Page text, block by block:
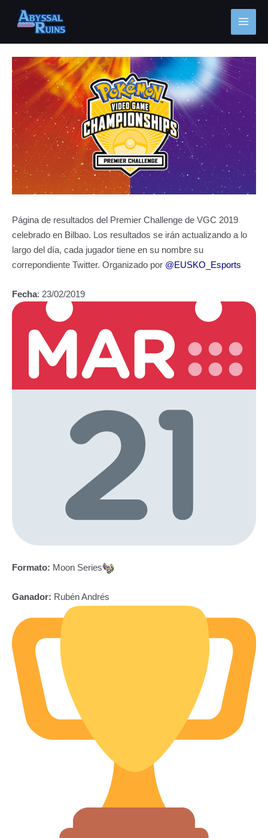
contenido
Página de resultados del Premier Challenge de VGC 2019
celebrado en Bilbao. Los resultados se irán actualizando a lo
largo del día, cada jugador tiene en su nombre su
correpondiente Twitter. Organizado por @EUSKO_Esports
Fecha: 23/02/2019
Formato: Moon Series
Ganador: Rubén Andrés
de
entradas